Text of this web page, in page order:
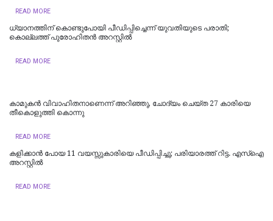
READ MORE
ധ്യാനത്തിന് കൊണ്ടുപോയി പീഡിപ്പിച്ചെന്ന് യുവതിയുടെ പരാതി;
കൊല്ലത്ത് പുരോഹിതന്‍ അറസ്റ്റില്‍
READ MORE
കാമുകൻ വിവാഹിതനാണെന്ന് അറിഞ്ഞു, ചോദ്യം ചെയ്ത 27 കാരിയെ
തീകൊളുത്തി കൊന്നു
READ MORE
കളിക്കാൻ പോയ 11 വയസ്സുകാരിയെ പീഡിപ്പിച്ചു; പരിയാരത്ത് റിട്ട. എസ്ഐ
അറസ്റ്റിൽ
READ MORE